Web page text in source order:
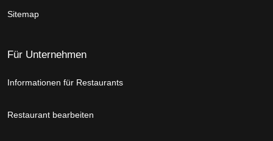
Sitemap
Für Unternehmen
Informationen für Restaurants
Restaurant bearbeiten